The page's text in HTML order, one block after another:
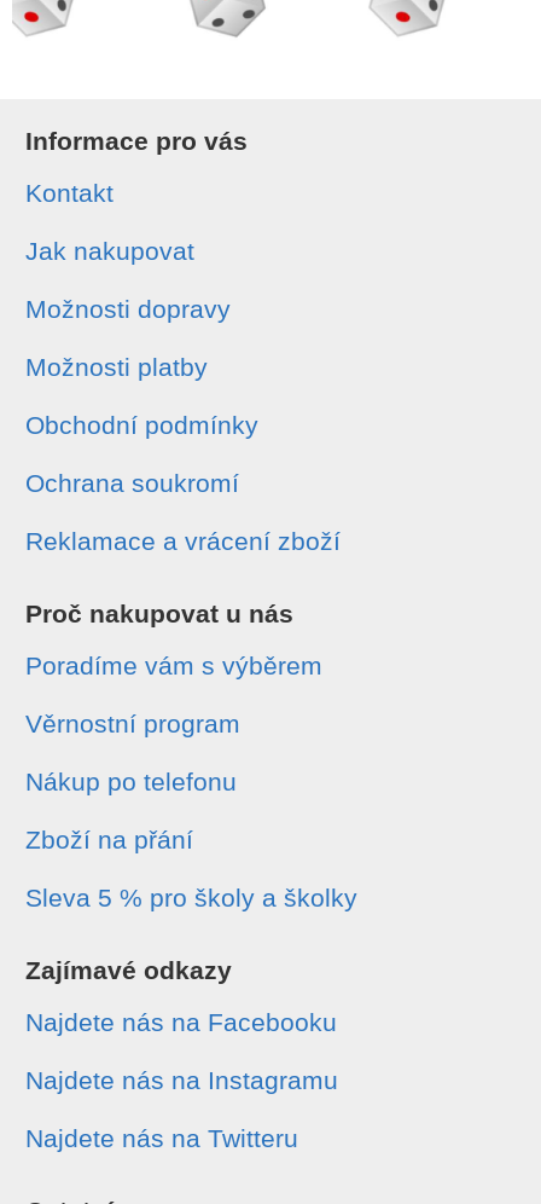
Informace pro vás
Kontakt
Jak nakupovat
Možnosti dopravy
Možnosti platby
Obchodní podmínky
Ochrana soukromí
Reklamace a vrácení zboží
Proč nakupovat u nás
Poradíme vám s výběrem
Věrnostní program
Nákup po telefonu
Zboží na přání
Sleva 5 % pro školy a školky
Zajímavé odkazy
Najdete nás na Facebooku
Najdete nás na Instagramu
Najdete nás na Twitteru